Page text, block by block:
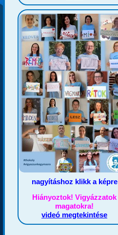
nagyításhoz klikk a képre
Hiányoztok! Vigyázzatok
magatokra!
videó megtekintése